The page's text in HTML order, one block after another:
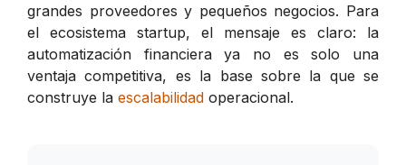
grandes proveedores y pequeños negocios. Para
el ecosistema startup, el mensaje es claro: la
automatización financiera ya no es solo una
ventaja competitiva, es la base sobre la que se
construye la escalabilidad operacional.